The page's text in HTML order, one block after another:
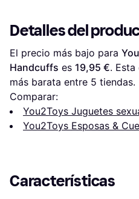
Detalles del
El precio más bajo para
Handcuffs es 19,95 €.
más barata entre 5 tiendas.
Comparar:
You2Toys Juguetes
You2Toys Esposas &
Características